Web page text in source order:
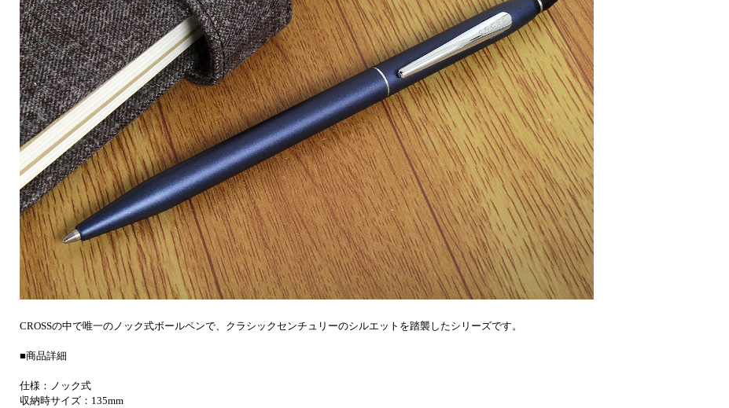
CROSSの中で唯一のノック式ボールペンで、クラシックセンチュリーのシルエットを踏襲したシリーズです。
■商品詳細
仕様：ノック式
収納時サイズ：135mm